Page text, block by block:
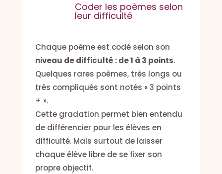
Coder les poèmes selon
leur difficulté
Chaque poème est codé selon son
niveau de difficulté : de 1 à 3 points.
Quelques rares poèmes, très longs ou
très compliqués sont notés « 3 points
+ ».
Cette gradation permet bien entendu
de différencier pour les élèves en
difficulté. Mais surtout de laisser
chaque élève libre de se fixer son
propre objectif.